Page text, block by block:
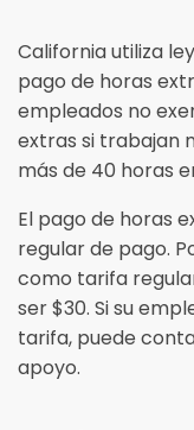
California utiliza
pago de horas
empleados no
extras si trabajan
más de 40 horas
El pago de horas
regular de pago.
como tarifa
ser $30. Si su
tarifa, puede
apoyo.